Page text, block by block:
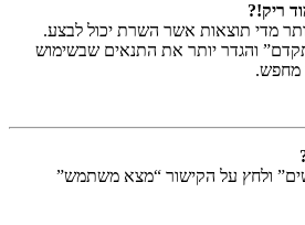
ריק!?
מדי תוצאות אשר השרת יכול לבצע.
והגדר יותר את התנאים שבשימוש
מחפש.
ולחץ על הקישור “מצא משתמש”